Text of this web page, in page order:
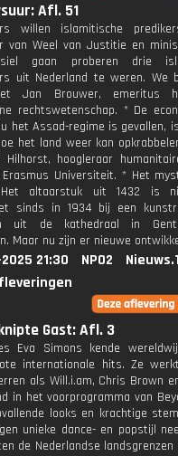
Afl. 51
willen islamitische
van Weel van Justitie en
gaan proberen drie
uit Nederland te weren. We
Jan Brouwer, emeritus
rechtswetenschap. * De
het Assad-regime is gevallen,
het land weer kan
Hilhorst, hoogleraar
Universiteit. * Het
Het altaarstuk uit 1432 is
sinds in 1934 bij een
uit de kathedraal in
Maar nu zijn er nieuwe
21:30 NPO2
Gast: Afl. 3
Eva Simons kende
internationale hits. Ze
als Will.i.am, Chris Brown
in het voorprogramma van
looks en krachtige
unieke dance- en popstijl
de Nederlandse landsgrenzen